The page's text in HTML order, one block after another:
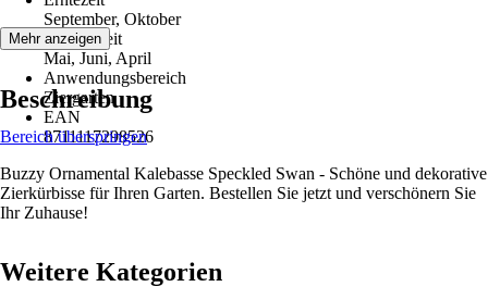
September, Oktober
Aussaatzeit
Mai, Juni, April
Anwendungsbereich
Ziergarten
EAN
8711117298526
Mehr anzeigen
Beschreibung
Bereich überspringen
Buzzy Ornamental Kalebasse Speckled Swan - Schöne und dekorative
Zierkürbisse für Ihren Garten. Bestellen Sie jetzt und verschönern Sie
Ihr Zuhause!
Weitere Kategorien